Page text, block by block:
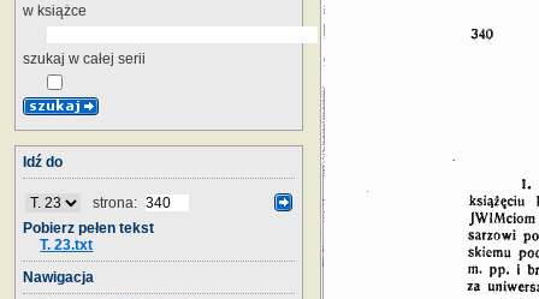
w książce
szukaj w całej serii
Idź do
strona:
Pobierz pełen tekst
T. 23.txt
Nawigacja